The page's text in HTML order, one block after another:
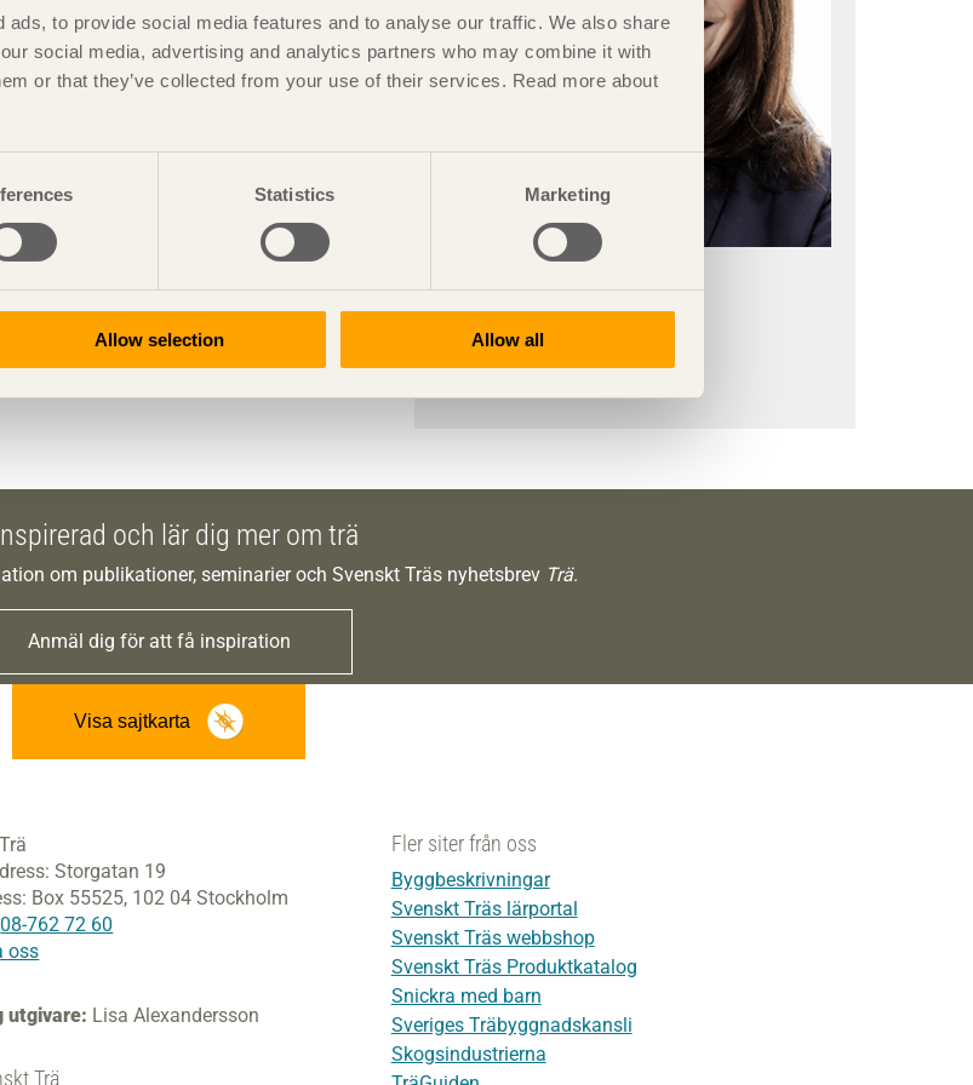
to provide social media features and to analyse our traffic. We also share
social media, advertising and analytics partners who may combine it with
or that they’ve collected from your use of their services. Read more about
Statistics Marketing
Allow selection Allow all
Jur. kand., LLM
johanna
+46760280810
och lär dig mer om trä
om publikationer, seminarier och Svenskt Träs nyhetsbrev Trä.
Anmäl dig för att få inspiration
Visa sajtkarta
Storgatan 19
Box 55525, 102 04 Stockholm
08-762 72 60
oss
utgivare: Lisa Alexandersson
Trä
Fler siter från oss
Byggbeskrivningar
Svenskt Träs lärportal
Svenskt Träs webbshop
Svenskt Träs Produktkatalog
Snickra med barn
Sveriges Träbyggnadskansli
Skogsindustrierna